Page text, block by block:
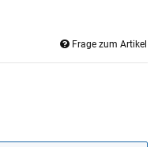
Frage zum Artikel